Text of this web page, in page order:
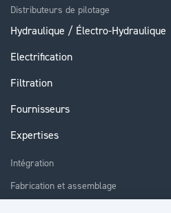
Distributeurs de pilotage
Hydraulique / Électro-Hydraulique
Electrification
Filtration
Fournisseurs
Expertises
Intégration
Fabrication et assemblage